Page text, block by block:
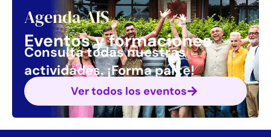
Agenda AIS
Eventos y formaciones
Consulta todas nuestras
actividades.¡Forma parte!
Ver todos los eventos